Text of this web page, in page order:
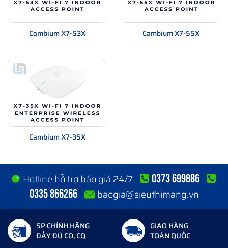
Cambium X7-53X Cambium X7-55X
Cambium X7-35X
Hotline hỗ trợ báo giá 24/7
0373 699886
0335 866266
baogia@sieuthimang.vn
SP CHÍNH HÃNG
ĐẦY ĐỦ CO, CQ
GIAO HÀNG
TOÀN QUỐC